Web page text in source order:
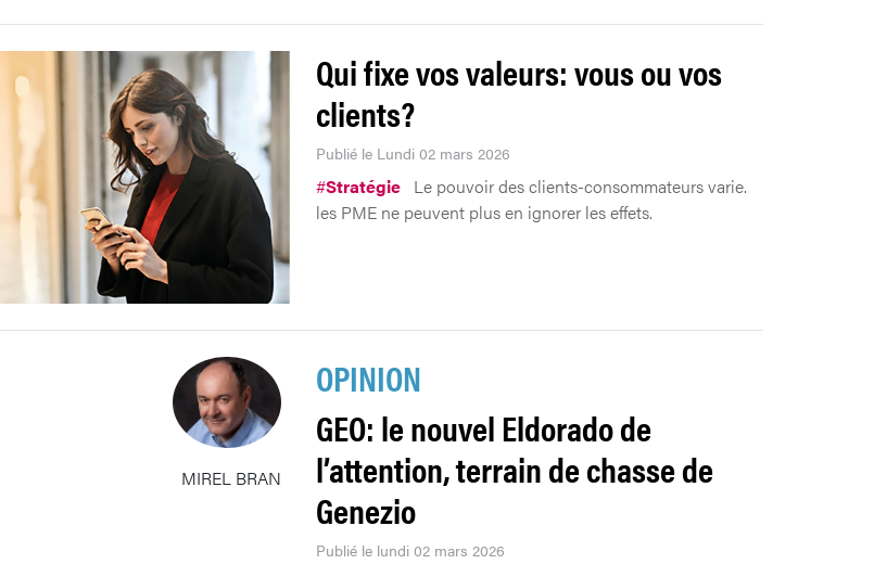
Qui fixe vos valeurs: vous ou vos
clients?
Publié le Lundi 02 mars 2026
#Stratégie Le pouvoir des clients-consommateurs varie.
les PME ne peuvent plus en ignorer les effets.
MIREL BRAN
OPINION
GEO: le nouvel Eldorado de
l’attention, terrain de chasse de
Genezio
Publié le lundi 02 mars 2026